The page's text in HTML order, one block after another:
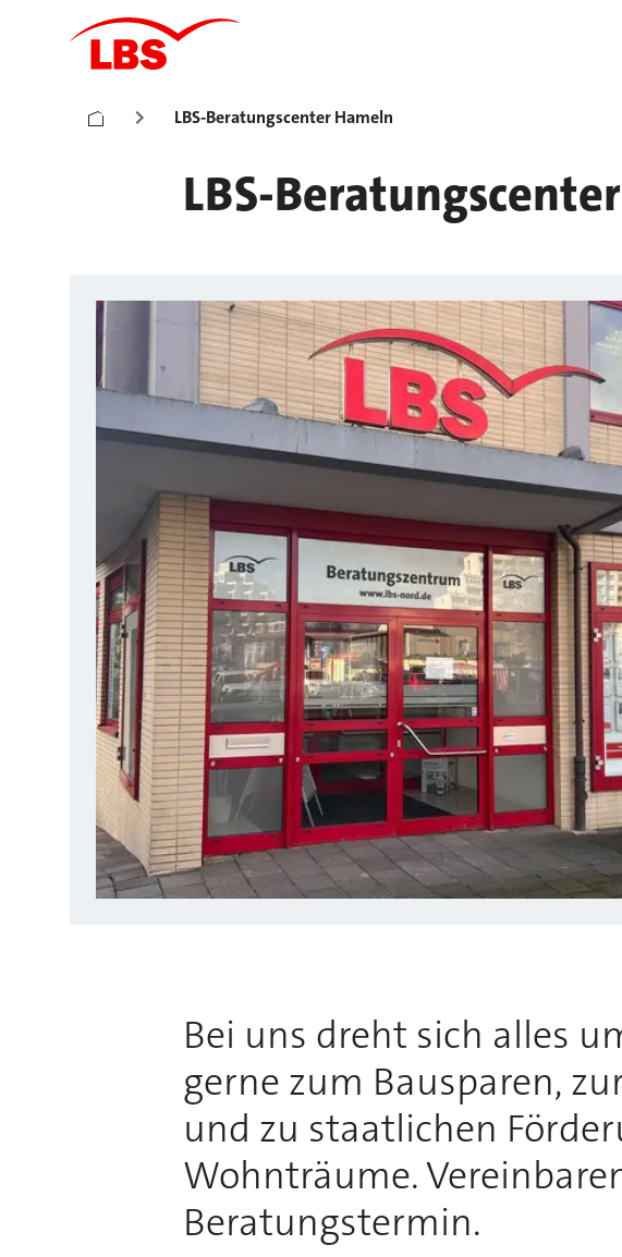
LBS-Beratungscenter Hameln
LBS-
Bei uns dreht sich alles
gerne zum Bausparen,
und zu staatlichen
Wohnträume.
Beratungstermin.